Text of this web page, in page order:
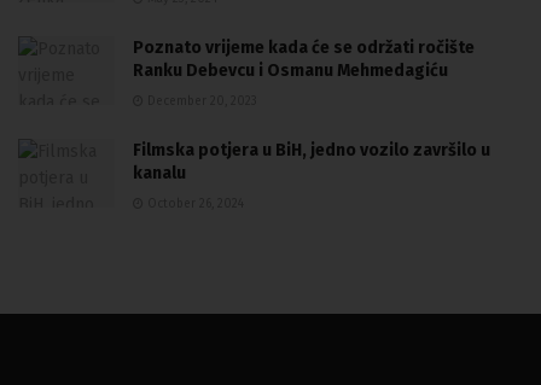
Poznato vrijeme kada će se održati ročište
Ranku Debevcu i Osmanu Mehmedagiću
Filmska potjera u BiH, jedno vozilo završilo u
kanalu